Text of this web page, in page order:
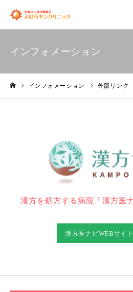
インフォメーション
インフォメーション 外部リンク
漢方を処方する病院「漢方医ナ
漢方医ナビWEBサイ